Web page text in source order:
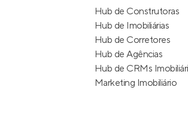
Hub de Construtoras
Hub de Imobiliárias
Hub de Corretores
Hub de Agências
Hub de CRMs
Marketing Imobiliário